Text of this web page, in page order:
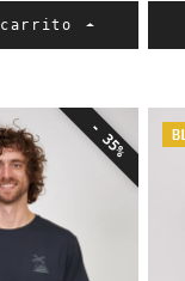
carrito
- 35%